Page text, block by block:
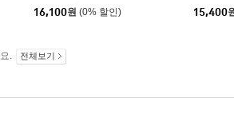
16,100원 (0% 할인)
15,400
. 전체보기